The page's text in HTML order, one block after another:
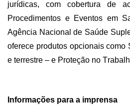
jurídicas, com cobertura de
Procedimentos e Eventos em
Agência Nacional de Saúde
oferece produtos opcionais como
e terrestre – e Proteção no
Informações para a imprensa